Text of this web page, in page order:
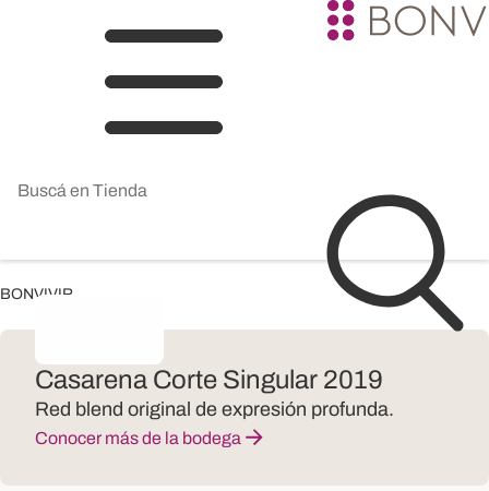
BONVIVIR
Casarena Corte Singular 2019
Red blend original de expresión profunda.
Conocer más de la bodega